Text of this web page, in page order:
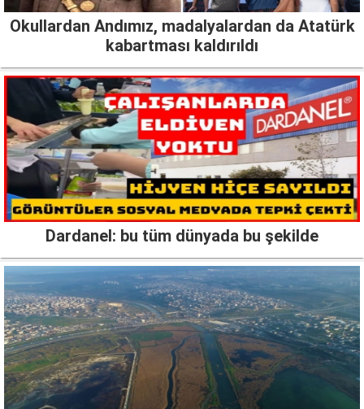
Okullardan Andımız, madalyalardan da Atatürk
kabartması kaldırıldı
Dardanel: bu tüm dünyada bu şekilde